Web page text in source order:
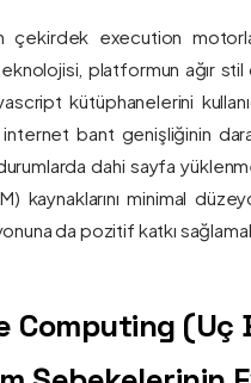
çekirdek execution
platformun ağır stil
kütüphanelerini
bant genişliğinin
dahi sayfa
kaynaklarını minimal
da pozitif katkı
Computing (Uç